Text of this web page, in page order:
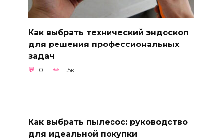
Как выбрать технический эндоскоп
для решения профессиональных
задач
0 1.5к.
Как выбрать пылесос: руководство
для идеальной покупки